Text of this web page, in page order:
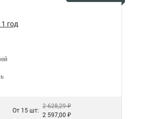
год
От 15 шт:
2 628,29 ₽
2 597,00 ₽